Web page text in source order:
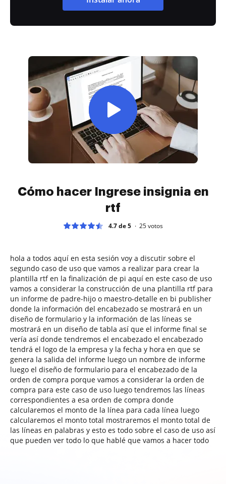
Cómo hacer Ingrese insignia en
rtf
4.7 de 5 25votos
hola a todos aquí en esta sesión voy a discutir sobre el
segundo caso de uso que vamos a realizar para crear la
plantilla rtf en la finalización de pi aquí en este caso de uso
vamos a considerar la construcción de una plantilla rtf para
un informe de padre-hijo o maestro-detalle en bi publisher
donde la información del encabezado se mostrará en un
diseño de formulario y la información de las líneas se
mostrará en un diseño de tabla así que el informe final se
vería así donde tendremos el encabezado el encabezado
tendrá el logo de la empresa y la fecha y hora en que se
genera la salida del informe luego un nombre de informe
luego el diseño de formulario para el encabezado de la
orden de compra porque vamos a considerar la orden de
compra para este caso de uso luego tendremos las líneas
correspondientes a esa orden de compra donde
calcularemos el monto de la línea para cada línea luego
calcularemos el monto total mostraremos el monto total de
las líneas en palabras y esto es todo sobre el caso de uso así
que pueden ver todo lo que hablé que vamos a hacer todo